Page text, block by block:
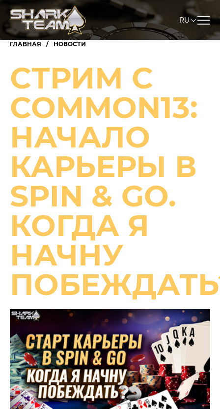
RU
ГЛАВНАЯ НОВОСТИ
СТРИМ С
COMMON13:
НАЧАЛО
КАРЬЕРЫ В
SPIN & GO.
КОГДА Я
НАЧНУ